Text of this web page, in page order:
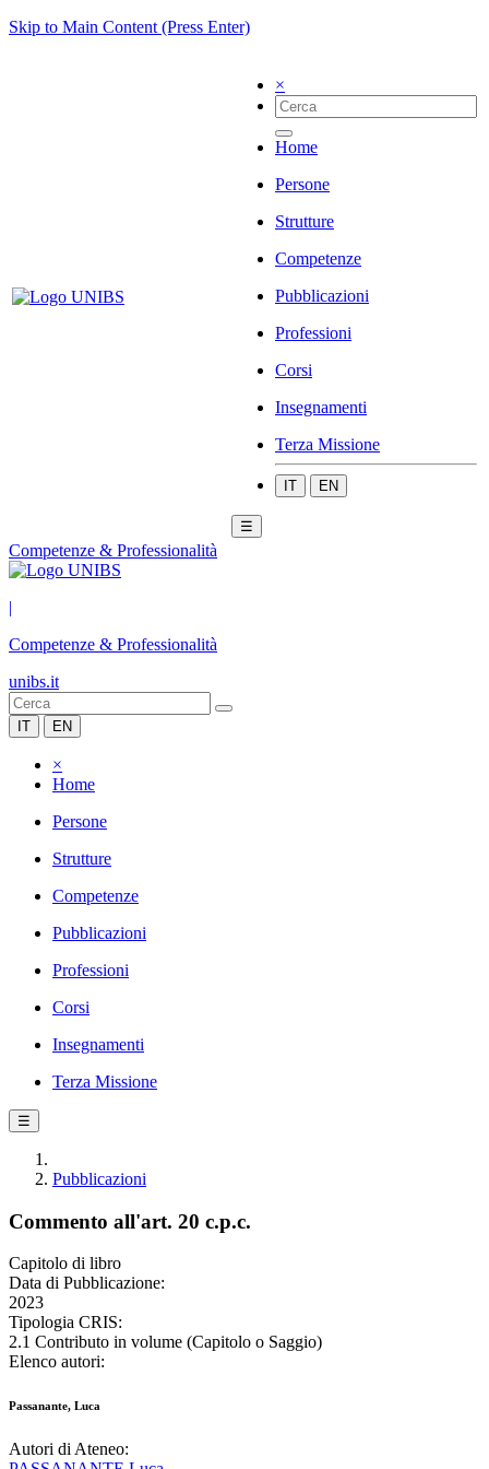
Skip to Main Content (Press Enter)
×
Home
Persone
Strutture
Competenze
Pubblicazioni
Professioni
Corsi
Insegnamenti
Terza Missione
IT EN
☰
Competenze & Professionalità
|
Competenze & Professionalità
unibs.it
IT EN
×
Home
Persone
Strutture
Competenze
Pubblicazioni
Professioni
Corsi
Insegnamenti
Terza Missione
☰
Pubblicazioni
Commento all'art. 20 c.p.c.
Capitolo di libro
Data di Pubblicazione:
2023
Tipologia CRIS:
2.1 Contributo in volume (Capitolo o Saggio)
Elenco autori:
Passanante, Luca
Autori di Ateneo: